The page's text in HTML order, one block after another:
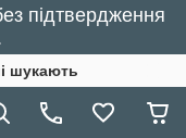
підтвердження
шукають